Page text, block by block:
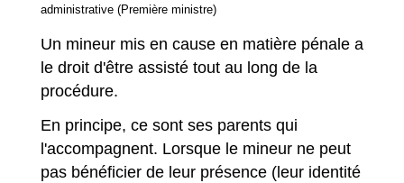
administrative (Première ministre)
Un mineur mis en cause en matière pénale a
le droit d'être assisté tout au long de la
procédure.
En principe, ce sont ses parents qui
l'accompagnent. Lorsque le mineur ne peut
pas bénéficier de leur présence (leur identité